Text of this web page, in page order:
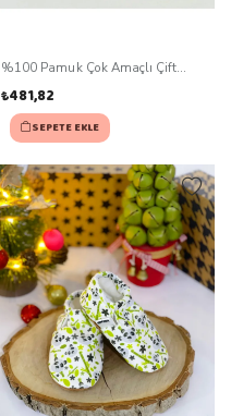
%100 Pamuk Çok Amaçlı Çift
₺481,82
SEPETE EKLE